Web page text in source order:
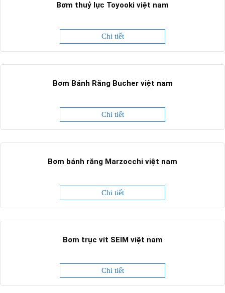
Bơm thuỷ lực Toyooki việt nam
Chi tiết
Bơm Bánh Răng Bucher việt nam
Chi tiết
Bơm bánh răng Marzocchi việt nam
Chi tiết
Bơm trục vít SEIM việt nam
Chi tiết